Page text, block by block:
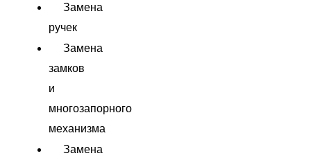
Замена
ручек
Замена
замков
и
многозапорного
механизма
Замена